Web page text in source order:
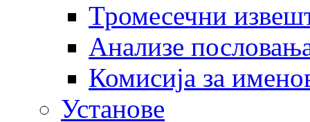
Тромесечни
Анализе
Комисија за
Установе